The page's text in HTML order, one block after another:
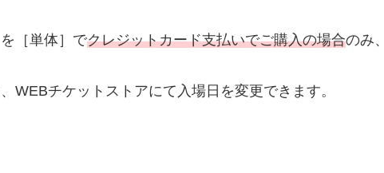
［単体］でクレジットカード支払いでご購入の場合のみ、
WEBチケットストアにて入場日を変更できます。